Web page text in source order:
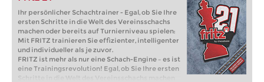
Ihr persönlicher Schachtrainer - Egal, ob Sie Ihre
ersten Schritte in die Welt des Vereinsschachs
machen oder bereits auf Turnierniveau spielen:
Mit FRITZ trainieren Sie effizienter, intelligenter
und individueller als je zuvor.
FRITZ ist mehr als nur eine Schach-Engine – es ist
eine Trainingsrevolution! Egal, ob Sie Ihre ersten
Schritte in die Welt des Vereinsschachs machen